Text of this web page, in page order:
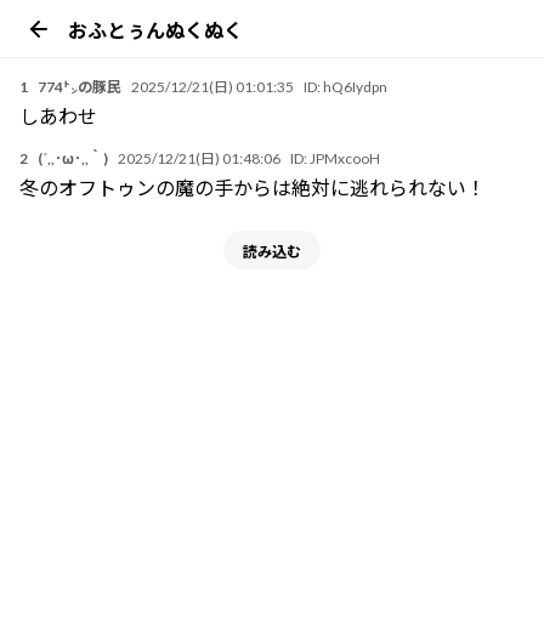
おふとぅんぬくぬく
1 774㌧の豚民 2025/12/21(日) 01:01:35 ID: hQ6Iydpn
しあわせ
2 (´,,･ω･,,｀) 2025/12/21(日) 01:48:06 ID:JPMxcooH
冬のオフトゥンの魔の手からは絶対に逃れられない！
読み込む